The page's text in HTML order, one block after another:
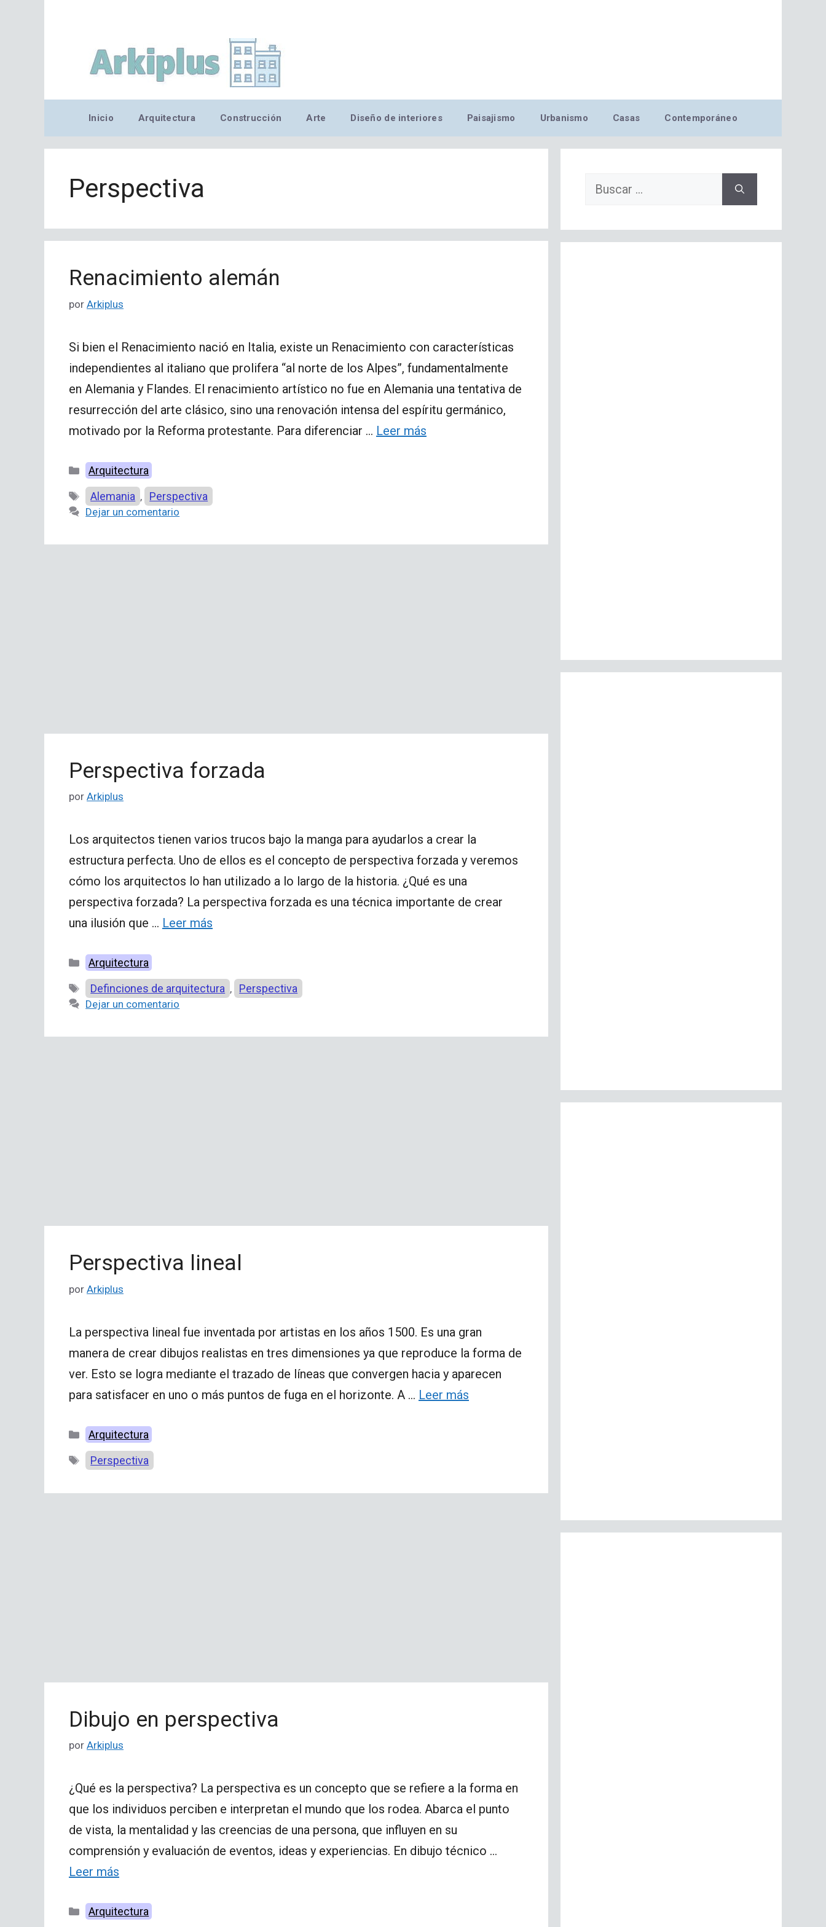
Inicio Arquitectura Construcción Arte Diseño de interiores Paisajismo Urbanismo Casas Contemporáneo
Perspectiva
Renacimiento alemán
por Arkiplus
Si bien el Renacimiento nació en Italia, existe un Renacimiento con características
independientes al italiano que prolifera “al norte de los Alpes”, fundamentalmente
en Alemania y Flandes. El renacimiento artístico no fue en Alemania una tentativa de
resurrección del arte clásico, sino una renovación intensa del espíritu germánico,
motivado por la Reforma protestante. Para diferenciar … Leer más
Categorías
Arquitectura
Etiquetas
Alemania , Perspectiva
Dejar un comentario
Perspectiva forzada
por Arkiplus
Los arquitectos tienen varios trucos bajo la manga para ayudarlos a crear la
estructura perfecta. Uno de ellos es el concepto de perspectiva forzada y veremos
cómo los arquitectos lo han utilizado a lo largo de la historia. ¿Qué es una
perspectiva forzada? La perspectiva forzada es una técnica importante de crear
una ilusión que … Leer más
Categorías
Arquitectura
Etiquetas
Definciones de arquitectura , Perspectiva
Dejar un comentario
Perspectiva lineal
por Arkiplus
La perspectiva lineal fue inventada por artistas en los años 1500. Es una gran
manera de crear dibujos realistas en tres dimensiones ya que reproduce la forma de
ver. Esto se logra mediante el trazado de líneas que convergen hacia y aparecen
para satisfacer en uno o más puntos de fuga en el horizonte. A … Leer más
Categorías
Arquitectura
Etiquetas
Perspectiva
Dibujo en perspectiva
por Arkiplus
¿Qué es la perspectiva? La perspectiva es un concepto que se refiere a la forma en
que los individuos perciben e interpretan el mundo que los rodea. Abarca el punto
de vista, la mentalidad y las creencias de una persona, que influyen en su
comprensión y evaluación de eventos, ideas y experiencias. En dibujo técnico …
Leer más
Categorías
Arquitectura
Buscar: